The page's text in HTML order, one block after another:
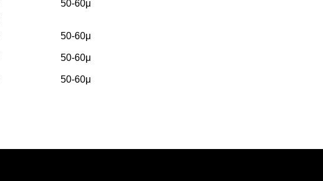
50-60μ
50-60μ
50-60μ
50-60μ